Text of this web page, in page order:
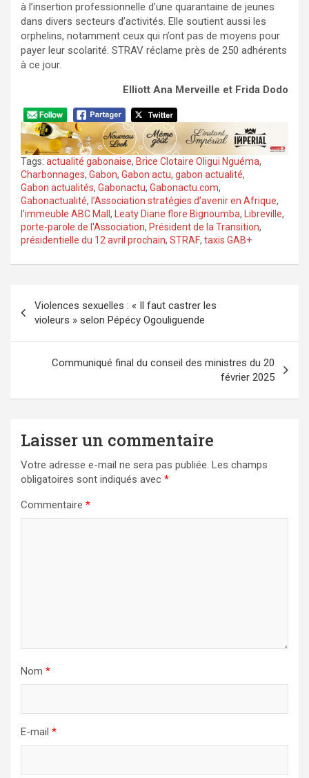
à l’insertion professionnelle d’une quarantaine de jeunes
dans divers secteurs d’activités. Elle soutient aussi les
orphelins, notamment ceux qui n’ont pas de moyens pour
payer leur scolarité. STRAV réclame près de 250 adhérents
à ce jour.
Elliott Ana Merveille et Frida Dodo
Tags: actualité gabonaise, Brice Clotaire Oligui Nguéma,
Charbonnages, Gabon, Gabon actu, gabon actualité,
Gabon actualités, Gabonactu, Gabonactu.com,
Gabonactualité, l’Association stratégies d’avenir en Afrique,
l’immeuble ABC Mall , Leaty Diane flore Bignoumba, Libreville,
porte-parole de l'Association, Président de la Transition,
présidentielle du 12 avril prochain, STRAF, taxis GAB+
de
l’article
Violences sexuelles : « Il faut castrer les
violeurs » selon Pépécy Ogouliguende
Communiqué final du conseil des ministres du 20
février 2025
Laisser un commentaire
Votre adresse e-mail ne sera pas publiée. Les champs
obligatoires sont indiqués avec *
Commentaire *
Nom *
E-mail *